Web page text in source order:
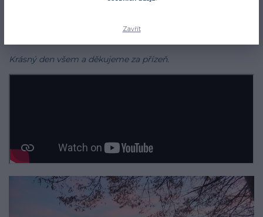
Krásný den všem a děkujeme za přízeň.
Zavřít